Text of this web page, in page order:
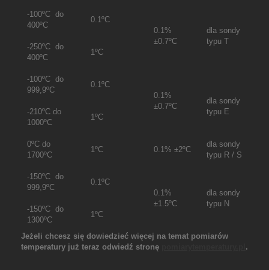
-100ºC do
400ºC
0.1ºC
0.1%
±0.7ºC
dla sondy
typu T
-250ºC do
400ºC
1ºC
-100ºC do
999,9ºC
0.1ºC
0.1%
±0.7ºC
dla sondy
typu E
-210ºC do
1000ºC
1ºC
0ºC do
1700ºC
1ºC 0.1% ±2ºC
dla sondy
typu R / S
-150ºC do
999,9ºC
0.1ºC
0.1%
±1.5ºC
dla sondy
typu N
-150ºC do
1300ºC
1ºC
Jeżeli chcesz się dowiedzieć więcej na temat pomiarów
temperatury już teraz odwiedź stronę
.